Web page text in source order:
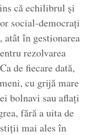
că echilibrul și
social-democrați
atât în gestionarea
rezolvarea
de fiecare dată,
cu grijă mare
bolnavi sau aflați
fără a uita de
mai ales în